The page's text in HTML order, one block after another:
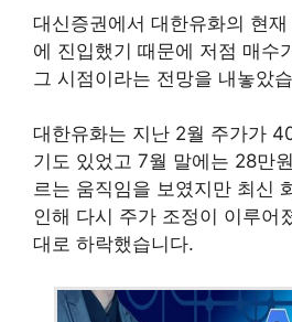
대신증권에서 대한유화의 현
에 진입했기 때문에 저점 매수
그 시점이라는 전망을 내놓았
대한유화는 지난 2월 주가가
기도 있었고 7월 말에는 28만
르는 움직임을 보였지만 최신
인해 다시 주가 조정이 이루어
대로 하락했습니다.